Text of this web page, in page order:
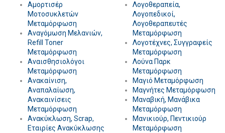
Αμορτισέρ
Μοτοσυκλετών
Μεταμόρφωση
Αναγόμωση Μελανιών,
Refill Toner
Μεταμόρφωση
Αναισθησιολόγοι
Μεταμόρφωση
Ανακαίνιση,
Αναπαλαίωση,
Ανακαινίσεις
Μεταμόρφωση
Ανακύκλωση, Scrap,
Εταιρίες Ανακύκλωσης
Λογοθεραπεία,
Λογοπεδικοί,
Λογοθεραπευτές
Μεταμόρφωση
Λογοτέχνες, Συγγραφείς
Μεταμόρφωση
Λούνα Παρκ
Μεταμόρφωση
Μαγιό Μεταμόρφωση
Μαγνήτες Μεταμόρφωση
Μαναβική, Μανάβικα
Μεταμόρφωση
Μανικιούρ, Πεντικιούρ
Μεταμόρφωση